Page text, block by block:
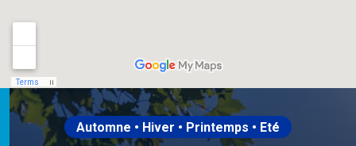
Automne • Hiver • Printemps • Eté